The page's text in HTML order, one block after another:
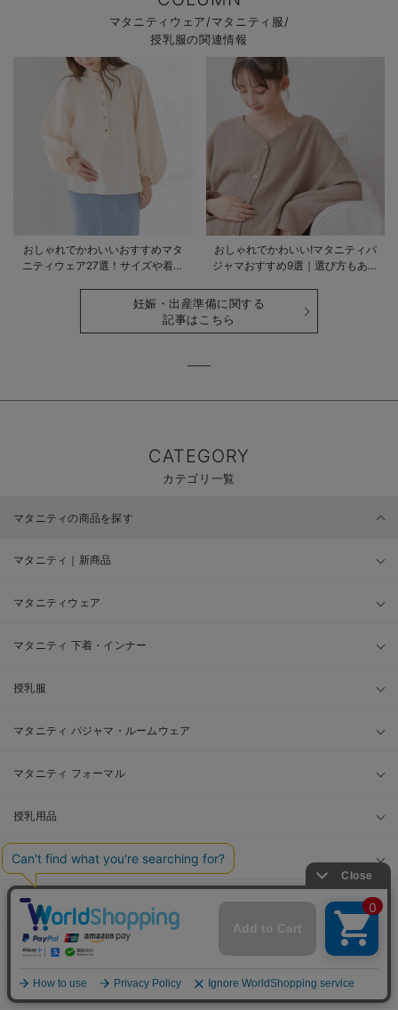
マタニティウェア/マタニティ服/
授乳服の関連情報
おしゃれでかわいいおすすめマタ
ニティウェア27選！サイズや着る
おしゃれでかわいい!マタニティパ
ジャマおすすめ9選｜選び方もあわ
妊娠・出産準備に関する
記事はこちら
CATEGORY
カテゴリ一覧
マタニティの商品を探す
マタニティ｜新商品
マタニティウェア
マタニティ 下着・インナー
授乳服
マタニティ パジャマ・ルームウェア
マタニティ フォーマル
授乳用品
マザーズバッグ・ママバッグ
マタニティレッグウェア
母子手帳ケース
フェムテック